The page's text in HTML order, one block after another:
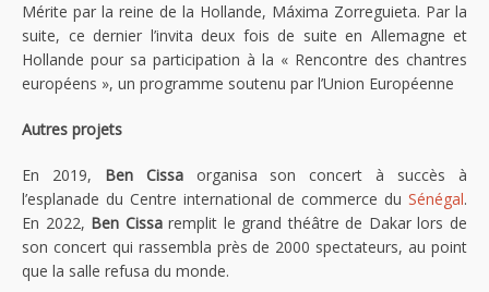
Mérite par la reine de la Hollande, Máxima Zorreguieta. Par la
suite, ce dernier l’invita deux fois de suite en Allemagne et
Hollande pour sa participation à la « Rencontre des chantres
européens », un programme soutenu par l’Union Européenne
Autres projets
En 2019, Ben Cissaorganisa son concert à succès à
l’esplanade du Centre international de commerce du Sénégal.
En 2022, Ben Cissaremplit le grand théâtre de Dakar lors de
son concert qui rassembla près de 2000 spectateurs, au point
que la salle refusa du monde.